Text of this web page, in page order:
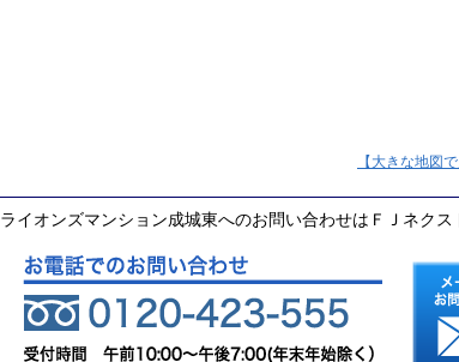
【大きな地図で
ライオンズマンション成城東へのお問い合わせはＦＪネクス